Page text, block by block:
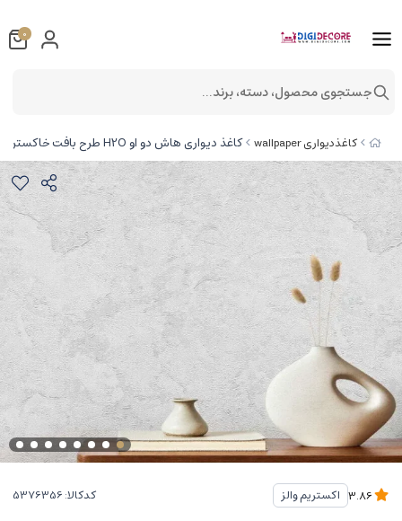
کاغذدیواری wallpaper کاغذ دیواری هاش دو او H2O طرح بافت خاکستری / کد 907G
اکستریم والز کدکالا:
0
جستجوی محصول، دسته، برند...